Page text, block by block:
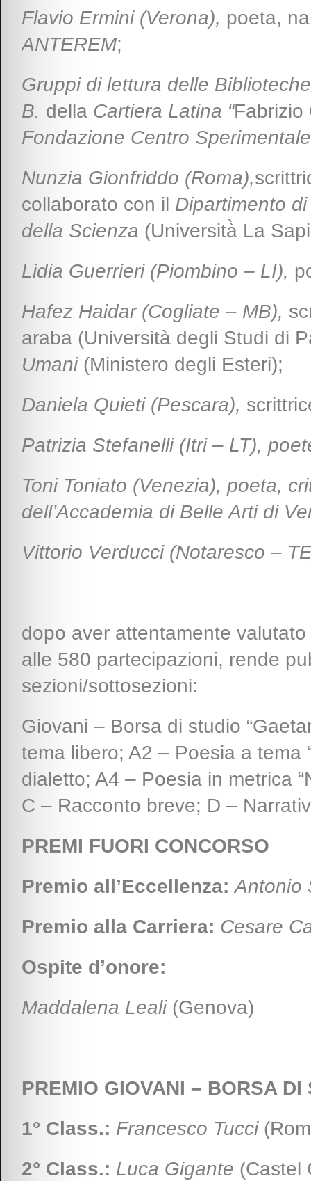
Flavio Ermini (Verona), poeta,
ANTEREM;
Gruppi di lettura delle
B. della Cartiera Latina “Fabrizio
Fondazione Centro
Nunzia Gionfriddo (Roma),
collaborato con il Dipartimento
della Scienza (Università̀ La
Lidia Guerrieri (Piombino – LI),
Hafez Haidar (Cogliate – MB),
araba (Università degli Studi di
Umani (Ministero degli Esteri);
Daniela Quieti (Pescara),
Patrizia Stefanelli (Itri – LT),
Toni Toniato (Venezia), poeta,
dell’Accademia di Belle Arti di
Vittorio Verducci (Notaresco –
dopo aver attentamente
alle 580 partecipazioni, rende
sezioni/sottosezioni:
Giovani – Borsa di studio
tema libero; A2 – Poesia a tema
dialetto; A4 – Poesia in metrica
C – Racconto breve; D –
PREMI FUORI CONCORSO
Premio all’Eccellenza:Antonio
Premio alla Carriera: Cesare
Ospite d’onore:
Maddalena Leali (Genova)
PREMIO GIOVANI – BORSA
1° Class.: Francesco Tucci
2° Class.: Luca Gigante (Castel